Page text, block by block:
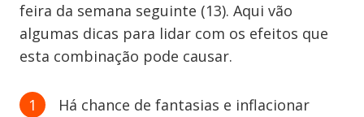
feira da semana seguinte (13). Aqui vão
algumas dicas para lidar com os efeitos que
esta combinação pode causar.
Há chance de fantasias e inflacionar